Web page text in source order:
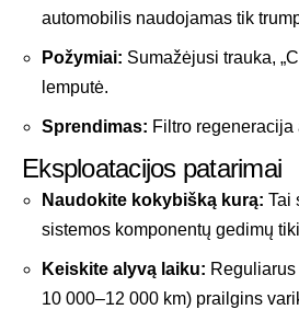
automobilis naudojamas tik
Požymiai: Sumažėjusi trauka,
lemputė.
Sprendimas: Filtro regeneracija
Eksploatacijos patarimai
Naudokite kokybišką kurą: Tai
sistemos komponentų gedimų
Keiskite alyvą laiku:
10 000–12 000 km) prailgins